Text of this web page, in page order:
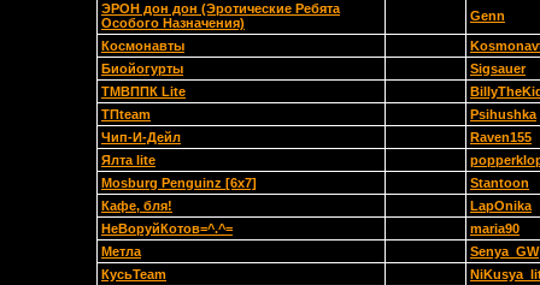
ЭРОН дон дон (Эротические Ребята
Особого Назначения)
Genn
Космонавты
Биойогурты
Sigsauer
ТМВППК Lite
ТПteam
Psihushka
Чип-И-Дейл
Raven155
Ялта lite
Mosburg Penguinz [6x7]
Stantoon
Кафе, бля!
LapOnika
НеВоруйКотов=^.^=
maria90
Метла
Senya_GW
КусьTeam